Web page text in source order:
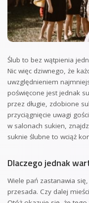
Ślub to bez wątpienia
Nic więc dziwnego, że
uwzględnieniem
poświęcone jest jednak
przez długie, zdobione
przyciągnięcie uwagi
w salonach sukien,
suknie ślubne to wciąż
Dlaczego jednak
Wiele pań zastanawia
przesada. Czy dalej